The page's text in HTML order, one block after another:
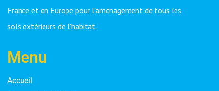
France et en Europe pour l’aménagement de tous les
sols extérieurs de l’habitat.
Menu
Accueil